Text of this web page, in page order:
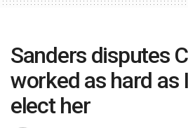
Sanders disputes
worked as hard as
elect her